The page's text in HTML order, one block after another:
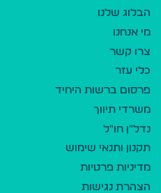
הבלוג שלנו
מי אנחנו
צרו קשר
כלי עזר
פרסום ברשות היחיד
משרדי תיווך
נדל"ן חו"ל
תקנון ותנאי שימוש
מדיניות פרטיות
הצהרת נגישות